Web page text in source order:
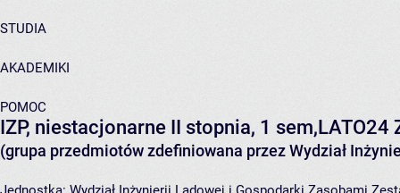
STUDIA
AKADEMIKI
POMOC
IZP, niestacjonarne II stopnia, 1 sem,LATO24
(grupa przedmiotów zdefiniowana przez Wydział